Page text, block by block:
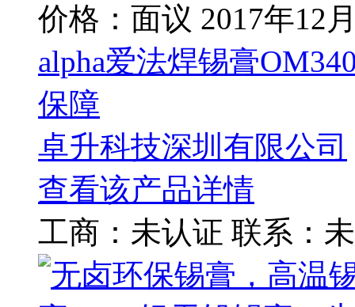
价格：面议 2017年12
alpha爱法焊锡膏
保障
卓升科技深圳有限公司
查看该产品详情
工商： 未认证 联系：